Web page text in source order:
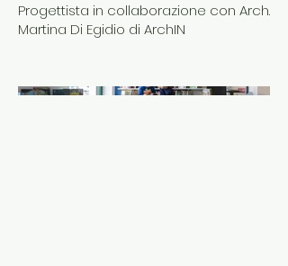
Progettista in collaborazione con Arch.
Martina Di Egidio di ArchIN